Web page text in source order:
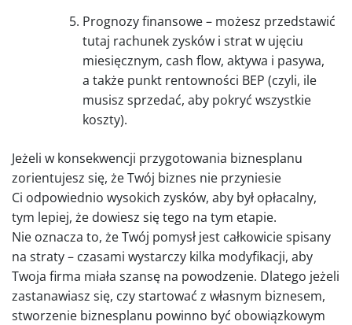
Prognozy finansowe – możesz przedstawić
tutaj rachunek zysków i strat w ujęciu
miesięcznym, cash flow, aktywa i pasywa,
a także punkt rentowności BEP (czyli, ile
musisz sprzedać, aby pokryć wszystkie
koszty).
Jeżeli w konsekwencji przygotowania biznesplanu
zorientujesz się, że Twój biznes nie przyniesie
Ci odpowiednio wysokich zysków, aby był opłacalny,
tym lepiej, że dowiesz się tego na tym etapie.
Nie oznacza to, że Twój pomysł jest całkowicie spisany
na straty – czasami wystarczy kilka modyfikacji, aby
Twoja firma miała szansę na powodzenie. Dlatego jeżeli
zastanawiasz się, czy startować z własnym biznesem,
stworzenie biznesplanu powinno być obowiązkowym